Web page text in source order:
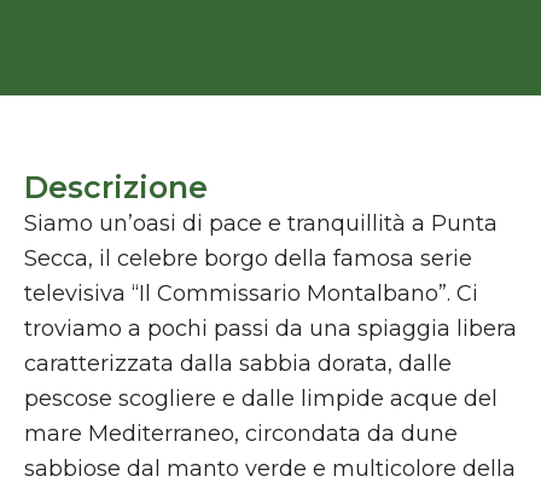
Descrizione
Siamo un’oasi di pace e tranquillità a Punta
Secca, il celebre borgo della famosa serie
televisiva “Il Commissario Montalbano”. Ci
troviamo a pochi passi da una spiaggia libera
caratterizzata dalla sabbia dorata, dalle
pescose scogliere e dalle limpide acque del
mare Mediterraneo, circondata da dune
sabbiose dal manto verde e multicolore della